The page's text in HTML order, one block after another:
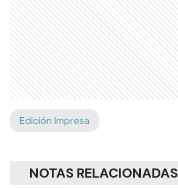
Edición Impresa
NOTAS RELACIONADAS